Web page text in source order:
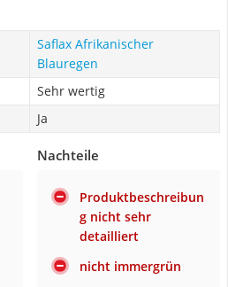
Saflax Afrikanischer
Blauregen
Sehr wertig
Ja
Nachteile
Produktbeschreibun
g nicht sehr
detailliert
nicht immergrün